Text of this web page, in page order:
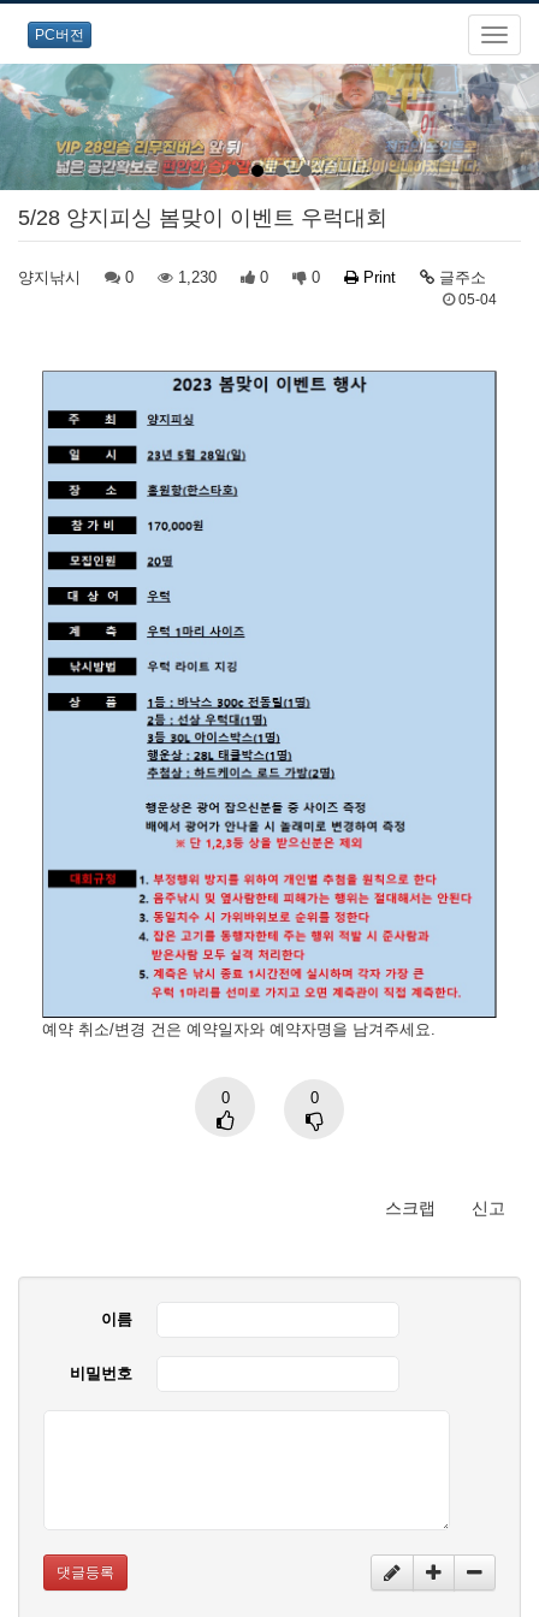
PC버전
5/28 양지피싱 봄맞이 이벤트 우럭대회
양지낚시 0 1,230 0 0 Print 글주소
05-04
예약 취소/변경 건은 예약일자와 예약자명을 남겨주세요.
0 0
스크랩 신고
이름
비밀번호
댓글등록